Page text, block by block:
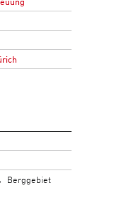
Berggebiet